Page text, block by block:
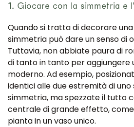
1. Giocare con la simmetria e
Quando si tratta di decorare
simmetria può dare un senso di
Tuttavia, non abbiate paura di
di tanto in tanto per aggiungere
moderno. Ad esempio,
identici alle due estremità di
simmetria, ma spezzate il tutto
centrale di grande effetto,
pianta in un vaso unico.